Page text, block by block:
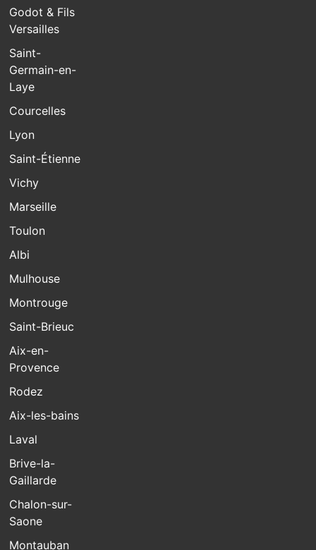
Godot & Fils
Versailles
Saint-
Germain-en-
Laye
Courcelles
Lyon
Saint-Étienne
Vichy
Marseille
Toulon
Albi
Mulhouse
Montrouge
Saint-Brieuc
Aix-en-
Provence
Rodez
Aix-les-bains
Laval
Brive-la-
Gaillarde
Chalon-sur-
Saone
Montauban